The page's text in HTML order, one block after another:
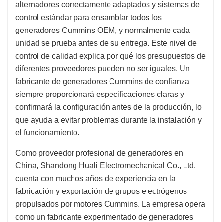
alternadores correctamente adaptados y sistemas de
control estándar para ensamblar todos los
generadores Cummins OEM, y normalmente cada
unidad se prueba antes de su entrega. Este nivel de
control de calidad explica por qué los presupuestos de
diferentes proveedores pueden no ser iguales. Un
fabricante de generadores Cummins de confianza
siempre proporcionará especificaciones claras y
confirmará la configuración antes de la producción, lo
que ayuda a evitar problemas durante la instalación y
el funcionamiento.
Como proveedor profesional de generadores en
China, Shandong Huali Electromechanical Co., Ltd.
cuenta con muchos años de experiencia en la
fabricación y exportación de grupos electrógenos
propulsados por motores Cummins. La empresa opera
como un fabricante experimentado de generadores